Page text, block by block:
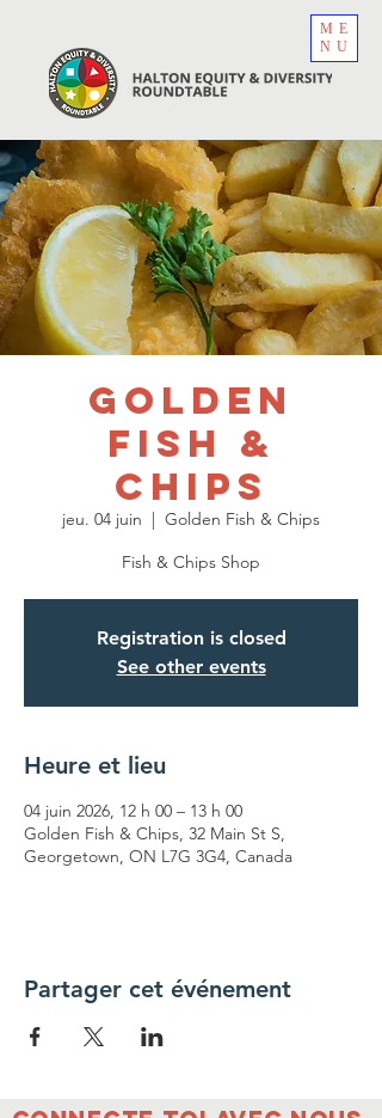
ME
NU
Golden
Fish &
Chips
jeu. 04 juin
  |
Golden Fish & Chips
Fish & Chips Shop
Registration is closed
See other events
Heure et lieu
04 juin 2026, 12 h 00 – 13 h 00
Golden Fish & Chips, 32 Main St S,
Georgetown, ON L7G 3G4, Canada
Partager cet événement